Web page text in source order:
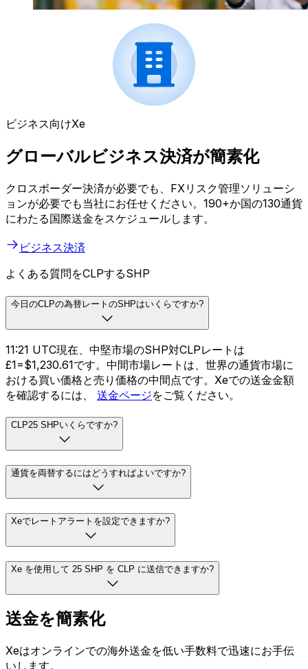
ビジネス向けXe
グローバルビジネス決済が簡素化
クロスボーダー決済が必要でも、FXリスク管理ソリューシ
ョンが必要でも当社にお任せください。190+か国の130通貨
にわたる国際送金をスケジュールします。
ビジネス決済
よくある質問をCLPするSHP
今日のCLPの為替レートのSHPはいくらですか?
11:21 UTC現在、中堅市場のSHP対CLPレートは
£1=$1,230.61です。中間市場レートは、世界の通貨市場に
おける買い価格と売り価格の中間点です。Xeでの送金金額
を確認するには、 送金ページをご覧ください。
CLP25 SHPいくらですか?
通貨を両替するにはどうすればよいですか?
Xeでレートアラートを設定できますか?
Xe を使用して 25 SHP を CLP に送信できますか?
送金を簡素化
Xeはオンラインでの海外送金を低い手数料で迅速にお手伝
いします。